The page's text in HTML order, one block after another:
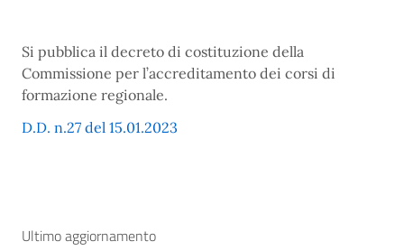
Si pubblica il decreto di costituzione della
Commissione per l’accreditamento dei corsi di
formazione regionale.
D.D. n.27 del 15.01.2023
Ultimo aggiornamento